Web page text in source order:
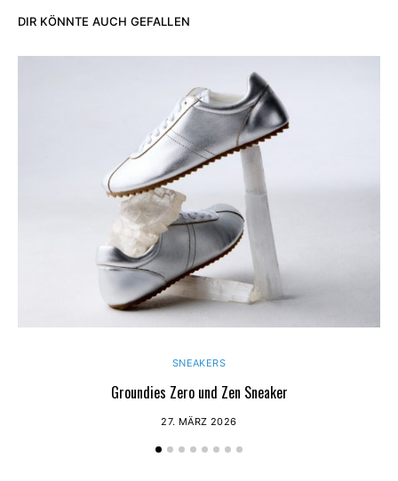
DIR KÖNNTE AUCH GEFALLEN
SNEAKERS
Groundies Zero und Zen Sneaker
27. MÄRZ 2026